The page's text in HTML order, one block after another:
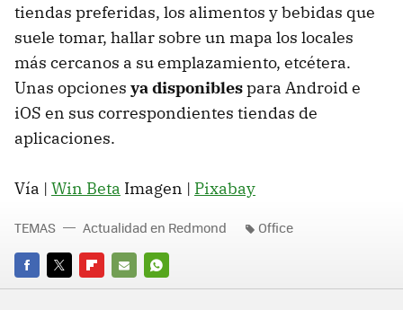
tiendas preferidas, los alimentos y bebidas que
suele tomar, hallar sobre un mapa los locales
más cercanos a su emplazamiento, etcétera.
Unas opciones ya disponiblespara Android e
iOS en sus correspondientes tiendas de
aplicaciones.
Vía | Win Beta Imagen | Pixabay
FACEBOOK
TWITTERFLIPBOARD
E-
WHATSAPP
TEMAS Actualidad en Redmond Office